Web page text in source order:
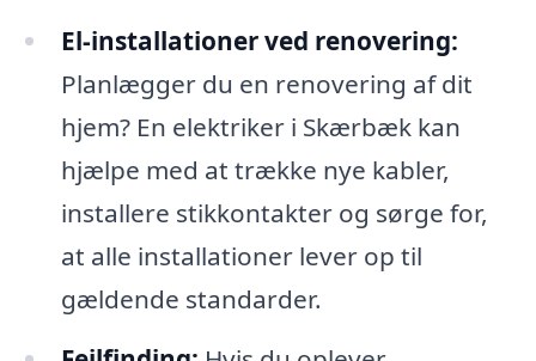
El-installationer ved renovering:
Planlægger du en renovering af dit
hjem? En elektriker i Skærbæk kan
hjælpe med at trække nye kabler,
installere stikkontakter og sørge for,
at alle installationer lever op til
gældende standarder.